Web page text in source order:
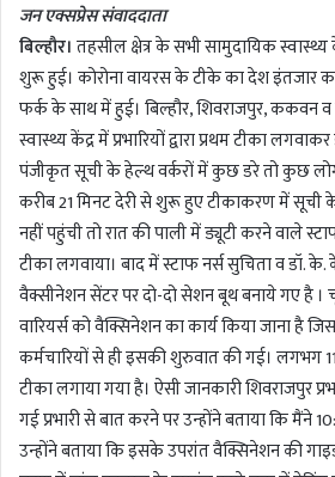
a
n
e
m
a
i
जन एक्सप्रेस संवाददाता
बिल्हौर। तहसील क्षेत्र के सभी सामुदायिक
शुरू हुई। कोरोना वायरस के टीके का देश इंतजार
फर्क के साथ में हुई। बिल्हौर, शिवराजपुर, ककवन
स्वास्थ्य केंद्र में प्रभारियों द्वारा प्रथम टीका
पंजीकृत सूची के हेल्थ वर्करों में कुछ डरे तो कुछ
करीब 21 मिनट देरी से शुरू हुए टीकाकरण में
नहीं पहुंची तो रात की पाली में ड्यूटी करने वाले
टीका लगवाया। बाद में स्टाफ नर्स सुचिता व डॉ.
वैक्सीनेशन सेंटर पर दो-दो सेशन बूथ बनाये गए है ।
वारियर्स को वैक्सिनेशन का कार्य किया जाना है
कर्मचारियों से ही इसकी शुरुवात की गई। लगभग
टीका लगाया गया है। ऐसी जानकारी शिवराजपुर
गई प्रभारी से बात करने पर उन्होंने बताया कि मैंने
उन्होंने बताया कि इसके उपरांत वैक्सिनेशन की